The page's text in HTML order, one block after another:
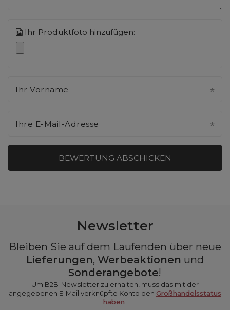
Ihr Produktfoto hinzufügen:
Ihr Vorname
Ihre E-Mail-Adresse
BEWERTUNG ABSCHICKEN
Newsletter
Bleiben Sie auf dem Laufenden über neue
Lieferungen, Werbeaktionen und
Sonderangebote!
Um B2B-Newsletter zu erhalten, muss das mit der
angegebenen E-Mail verknüpfte Konto den Großhandelsstatus
haben.